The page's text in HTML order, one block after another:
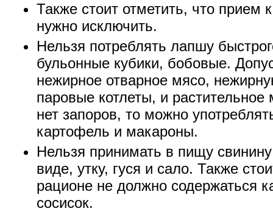
Также стоит отметить, что прием
нужно исключить.
Нельзя потреблять лапшу
бульонные кубики, бобовые.
нежирное отварное мясо,
паровые котлеты, и
нет запоров, то можно
картофель и макароны.
Нельзя принимать в пищу
виде, утку, гуся и сало. Также
рационе не должно содержаться
сосисок.